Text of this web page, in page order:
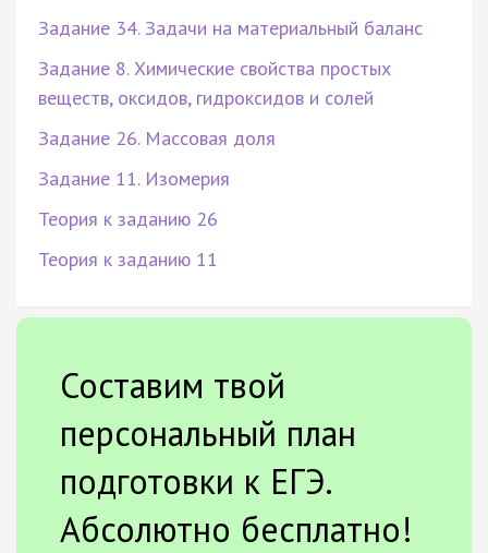
Задание 34. Задачи на материальный баланс
Задание 8. Химические свойства простых
веществ, оксидов, гидроксидов и солей
Задание 26. Массовая доля
Задание 11. Изомерия
Теория к заданию 26
Теория к заданию 11
Составим твой
персональный план
подготовки к ЕГЭ.
Абсолютно бесплатно!